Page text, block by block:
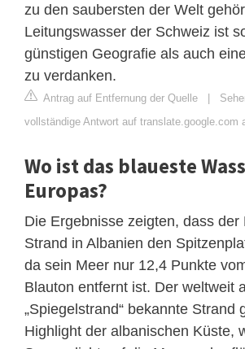
zu den saubersten der Welt
Leitungswasser der Schweiz ist
günstigen Geografie als auch
zu verdanken.
Antrag auf Entfernung der Quelle |
vollständige Antwort auf translate.google.com
Wo ist das blaueste
Europas?
Die Ergebnisse zeigten, dass der
Strand in Albanien den
da sein Meer nur 12,4 Punkte
Blauton entfernt ist. Der weltweit
„Spiegelstrand“ bekannte Strand
Highlight der albanischen Küste,